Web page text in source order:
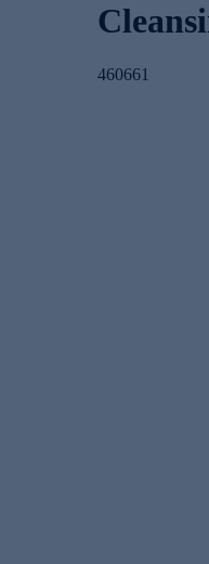
460661